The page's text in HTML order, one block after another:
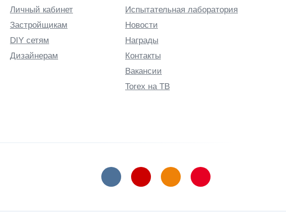
Личный кабинет
Застройщикам
DIY сетям
Дизайнерам
Испытательная лаборатория
Новости
Награды
Контакты
Вакансии
Torex на ТВ